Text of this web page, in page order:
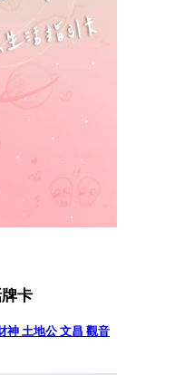
卡
神 土地公 文昌 觀音